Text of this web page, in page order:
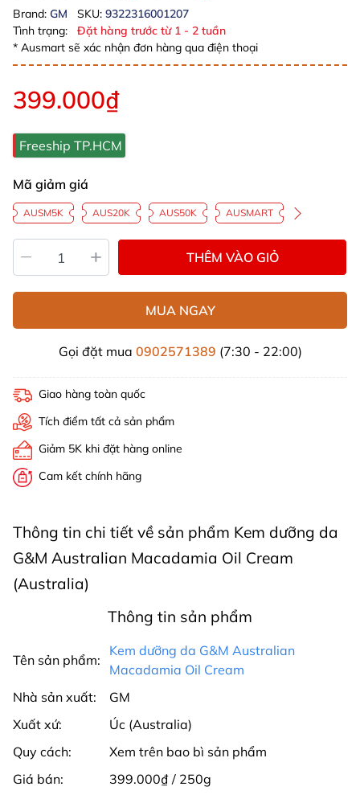
Brand: GM SKU: 9322316001207
Tình trạng:
Đặt hàng trước từ 1 - 2 tuần
* Ausmart sẽ xác nhận đơn hàng qua điện thoại
399.000₫
Freeship TP.HCM
Mã giảm giá
AUSM5K AUS20K AUS50K AUSMART
THÊM VÀO GIỎ
MUA NGAY
Gọi đặt mua 0902571389 (7:30 - 22:00)
Giao hàng toàn quốc
Tích điểm tất cả sản phẩm
Giảm 5K khi đặt hàng online
Cam kết chính hãng
Thông tin chi tiết về sản phẩm Kem dưỡng da
G&M Australian Macadamia Oil Cream
(Australia)
Thông tin sản phẩm
Tên sản phẩm:
Kem dưỡng da G&M Australian
Macadamia Oil Cream
Nhà sản xuất:
GM
Xuất xứ:
Úc (Australia)
Quy cách:
Xem trên bao bì sản phẩm
Giá bán:
399.000₫ / 250g